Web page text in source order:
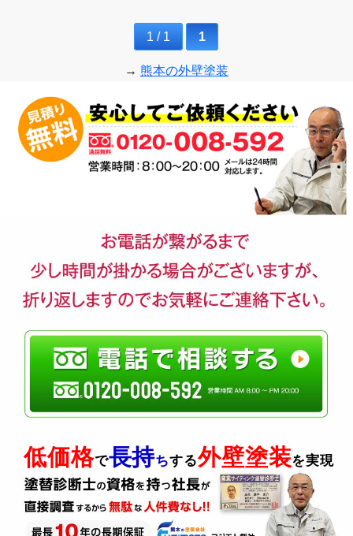
1 / 1 1
→ 熊本の外壁塗装
低価格で長持ちする外壁塗装を実現